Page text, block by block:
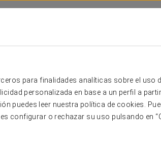
para finalidades analíticas sobre el uso
personalizada en base a un perfil a
puedes leer nuestra política de cookies.
configurar o rechazar su uso pulsando en